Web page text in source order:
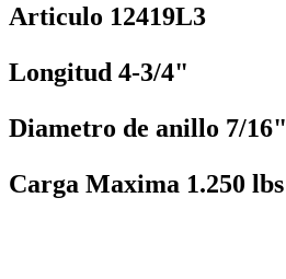
Articulo 12419L3
Longitud 4-3/4"
Diametro de anillo 7/16"
Carga Maxima 1.250 lbs